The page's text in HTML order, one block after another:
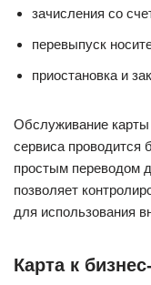
зачисления со
перевыпуск
приостановка и
Обслуживание карты
сервиса проводится
простым переводом
позволяет
для использования
Карта к